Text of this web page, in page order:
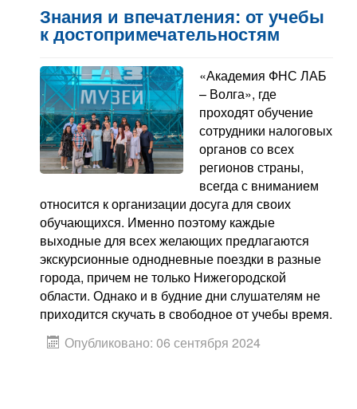
Знания и впечатления: от учебы
к достопримечательностям
«Академия ФНС ЛАБ
– Волга», где
проходят обучение
сотрудники налоговых
органов со всех
регионов страны,
всегда с вниманием
относится к организации досуга для своих
обучающихся. Именно поэтому каждые
выходные для всех желающих предлагаются
экскурсионные однодневные поездки в разные
города, причем не только Нижегородской
области. Однако и в будние дни слушателям не
приходится скучать в свободное от учебы время.
Опубликовано: 06 сентября 2024